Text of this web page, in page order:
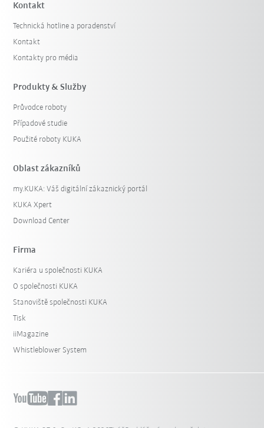
Kontakt
Technická hotline a poradenství
Kontakt
Kontakty pro média
Produkty & Služby
Průvodce roboty
Případové studie
Použité roboty KUKA
Oblast zákazníků
my.KUKA: Váš digitální zákaznický portál
KUKA Xpert
Download Center
Firma
Kariéra u společnosti KUKA
O společnosti KUKA
Stanoviště společnosti KUKA
Tisk
iiMagazine
Whistleblower System